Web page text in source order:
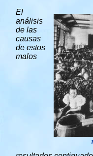
El
análisis
de las
causas
de estos
malos